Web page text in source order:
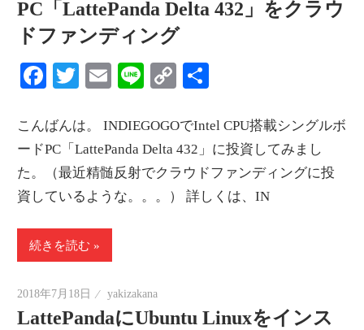
PC「LattePanda Delta 432」をクラウ
ドファンディング
Facebook
Twitter
EmailLineCopy
こんばんは。 INDIEGOGOでIntel CPU搭載シングルボ
ードPC「LattePanda Delta 432」に投資してみまし
た。（最近精髄反射でクラウドファンディングに投
資しているような。。。） 詳しくは、IN
続きを読む
2018年7月18日 yakizakana
LattePandaにUbuntu Linuxをインス